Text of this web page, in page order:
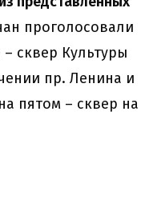
проголосовали
сквер Культуры
пр. Ленина и
пятом – сквер на